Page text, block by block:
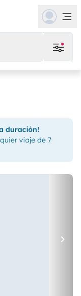
duración!
viaje de 7